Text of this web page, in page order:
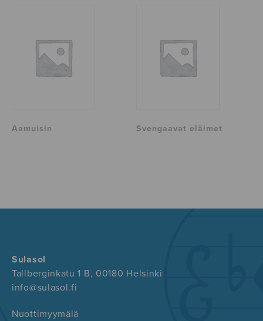
Aamuisin Svengaavat eläimet
Sulasol
Tallberginkatu 1 B, 00180 Helsinki
info@sulasol.fi
Nuottimyymälä